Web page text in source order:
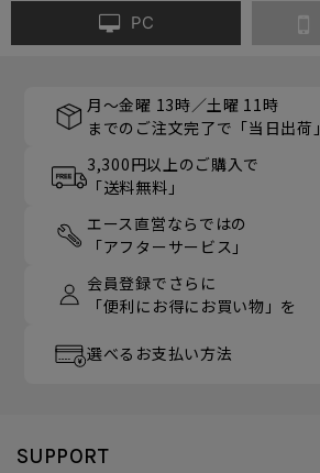
PC
月～金曜 13時／土曜 11時
までのご注文完了で「当日出荷」
3,300円以上のご購入で
「送料無料」
エース直営ならではの
「アフターサービス」
会員登録でさらに
「便利にお得にお買い物」を
選べるお支払い方法
SUPPORT